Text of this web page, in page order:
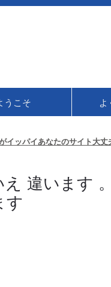
うこそ
イッパイあなたのサイト大丈
違います
す